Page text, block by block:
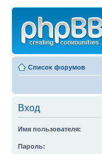
Список форумов
Вход
Имя пользователя:
Пароль: